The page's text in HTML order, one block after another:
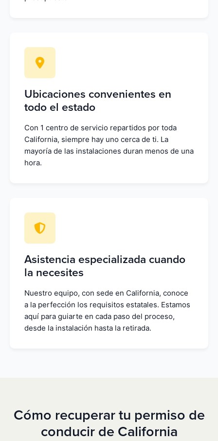
Ubicaciones convenientes en
todo el estado
Con 1 centro de servicio repartidos por toda
California, siempre hay uno cerca de ti. La
mayoría de las instalaciones duran menos de una
hora.
Asistencia especializada cuando
la necesites
Nuestro equipo, con sede en California, conoce
a la perfección los requisitos estatales. Estamos
aquí para guiarte en cada paso del proceso,
desde la instalación hasta la retirada.
Cómo recuperar tu permiso de
conducir de California